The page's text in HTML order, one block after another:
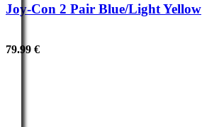
Joy-Con 2 Pair Blue/Light Yellow
79.99 €